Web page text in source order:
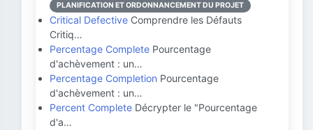
PLANIFICATION ET ORDONNANCEMENT DU PROJET
Critical Defective Comprendre les Défauts
Critiq…
Percentage Complete Pourcentage
d'achèvement : un…
Percentage Completion Pourcentage
d'achèvement : un…
Percent Complete Décrypter le "Pourcentage
d'a…